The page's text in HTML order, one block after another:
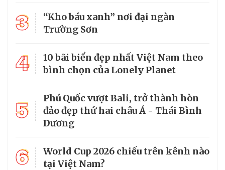
3
“Kho báu xanh” nơi đại ngàn
Trường Sơn
4
10 bãi biển đẹp nhất Việt Nam theo
bình chọn của Lonely Planet
5
Phú Quốc vượt Bali, trở thành hòn
đảo đẹp thứ hai châu Á - Thái Bình
Dương
6
World Cup 2026 chiếu trên kênh nào
tại Việt Nam?